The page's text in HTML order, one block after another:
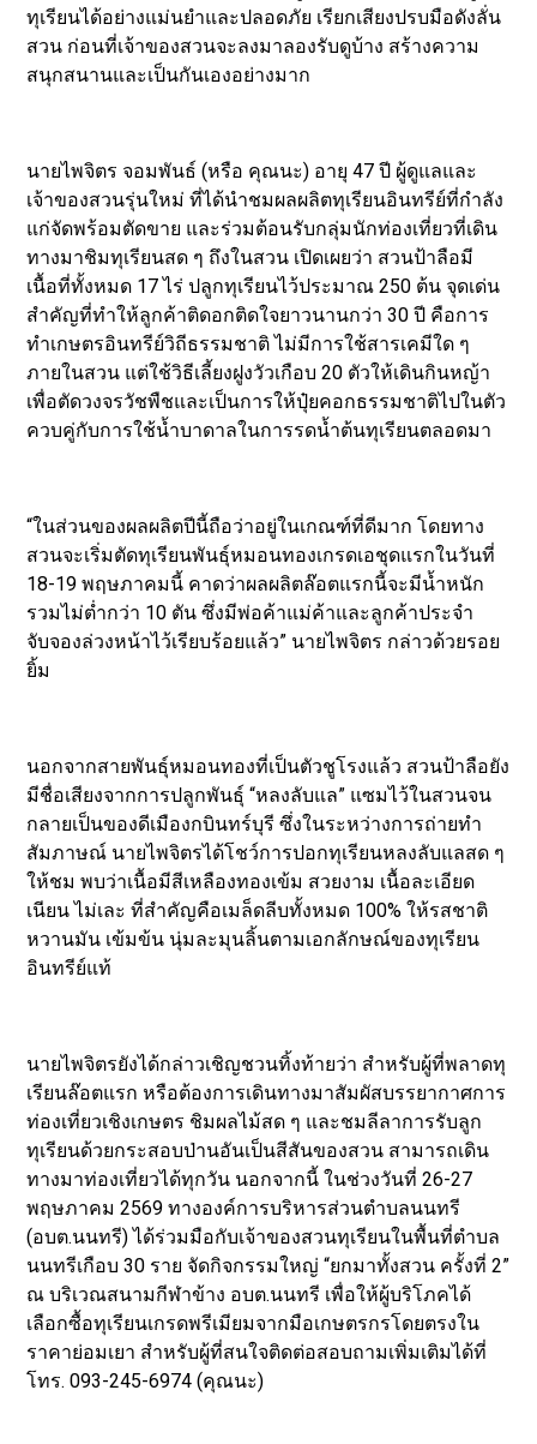
ทุเรียนได้อย่างแม่นยำและปลอดภัย เรียกเสียงปรบมือดังลั่น
สวน ก่อนที่เจ้าของสวนจะลงมาลองรับดูบ้าง สร้างความ
สนุกสนานและเป็นกันเองอย่างมาก
นายไพจิตร จอมพันธ์ (หรือ คุณนะ) อายุ 47 ปี ผู้ดูแลและ
เจ้าของสวนรุ่นใหม่ ที่ได้นำชมผลผลิตทุเรียนอินทรีย์ที่กำลัง
แก่จัดพร้อมตัดขาย และร่วมต้อนรับกลุ่มนักท่องเที่ยวที่เดิน
ทางมาชิมทุเรียนสด ๆ ถึงในสวน เปิดเผยว่า สวนป้าลือมี
เนื้อที่ทั้งหมด 17 ไร่ ปลูกทุเรียนไว้ประมาณ 250 ต้น จุดเด่น
สำคัญที่ทำให้ลูกค้าติดอกติดใจยาวนานกว่า 30 ปี คือการ
ทำเกษตรอินทรีย์วิถีธรรมชาติ ไม่มีการใช้สารเคมีใด ๆ
ภายในสวน แต่ใช้วิธีเลี้ยงฝูงวัวเกือบ 20 ตัวให้เดินกินหญ้า
เพื่อตัดวงจรวัชพืชและเป็นการให้ปุ๋ยคอกธรรมชาติไปในตัว
ควบคู่กับการใช้น้ำบาดาลในการรดน้ำต้นทุเรียนตลอดมา
“ในส่วนของผลผลิตปีนี้ถือว่าอยู่ในเกณฑ์ที่ดีมาก โดยทาง
สวนจะเริ่มตัดทุเรียนพันธุ์หมอนทองเกรดเอชุดแรกในวันที่
18-19 พฤษภาคมนี้ คาดว่าผลผลิตล๊อตแรกนี้จะมีน้ำหนัก
รวมไม่ต่ำกว่า 10 ตัน ซึ่งมีพ่อค้าแม่ค้าและลูกค้าประจำ
จับจองล่วงหน้าไว้เรียบร้อยแล้ว” นายไพจิตร กล่าวด้วยรอย
ยิ้ม
นอกจากสายพันธุ์หมอนทองที่เป็นตัวชูโรงแล้ว สวนป้าลือยัง
มีชื่อเสียงจากการปลูกพันธุ์ “หลงลับแล” แซมไว้ในสวนจน
กลายเป็นของดีเมืองกบินทร์บุรี ซึ่งในระหว่างการถ่ายทำ
สัมภาษณ์ นายไพจิตรได้โชว์การปอกทุเรียนหลงลับแลสด ๆ
ให้ชม พบว่าเนื้อมีสีเหลืองทองเข้ม สวยงาม เนื้อละเอียด
เนียน ไม่เละ ที่สำคัญคือเมล็ดลีบทั้งหมด 100% ให้รสชาติ
หวานมัน เข้มข้น นุ่มละมุนลิ้นตามเอกลักษณ์ของทุเรียน
อินทรีย์แท้
นายไพจิตรยังได้กล่าวเชิญชวนทิ้งท้ายว่า สำหรับผู้ที่พลาดทุ
เรียนล๊อตแรก หรือต้องการเดินทางมาสัมผัสบรรยากาศการ
ท่องเที่ยวเชิงเกษตร ชิมผลไม้สด ๆ และชมลีลาการรับลูก
ทุเรียนด้วยกระสอบป่านอันเป็นสีสันของสวน สามารถเดิน
ทางมาท่องเที่ยวได้ทุกวัน นอกจากนี้ ในช่วงวันที่ 26-27
พฤษภาคม 2569 ทางองค์การบริหารส่วนตำบลนนทรี
(อบต.นนทรี) ได้ร่วมมือกับเจ้าของสวนทุเรียนในพื้นที่ตำบล
นนทรีเกือบ 30 ราย จัดกิจกรรมใหญ่ “ยกมาทั้งสวน ครั้งที่ 2”
ณ บริเวณสนามกีฬาข้าง อบต.นนทรี เพื่อให้ผู้บริโภคได้
เลือกซื้อทุเรียนเกรดพรีเมียมจากมือเกษตรกรโดยตรงใน
ราคาย่อมเยา สำหรับผู้ที่สนใจติดต่อสอบถามเพิ่มเติมได้ที่
โทร. 093-245-6974 (คุณนะ)